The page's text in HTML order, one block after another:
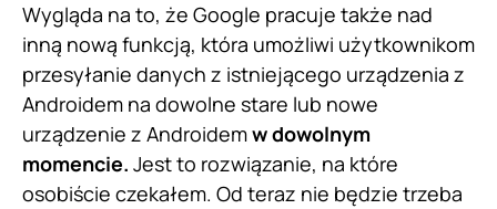
Wygląda na to, że Google pracuje także nad
inną nową funkcją, która umożliwi użytkownikom
przesyłanie danych z istniejącego urządzenia z
Androidem na dowolne stare lub nowe
urządzenie z Androidemw dowolnym
momencie. Jest to rozwiązanie, na które
osobiście czekałem. Od teraz nie będzie trzeba